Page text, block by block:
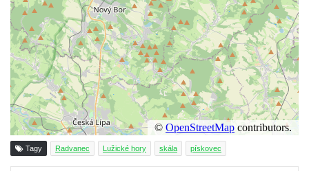
Vyhlídka Dobrého ducha MUHU u Obřího
sudu v Lázních Libverda
Vyhlídka Hájníkova Kohouta východně od
Lázní Libverda
Vyhlídka Ptačí kámen u Vysoké Lípy
Slunečná brána
Schachtenstein
Kaňkov
Tagy Radvanec Lužické hory skála pískovec